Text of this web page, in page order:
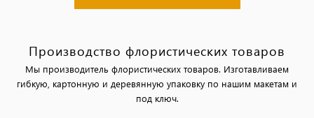
Производство флористических товаров
Мы производитель флористических товаров. Изготавливаем
гибкую, картонную и деревянную упаковку по нашим макетам и
под ключ.